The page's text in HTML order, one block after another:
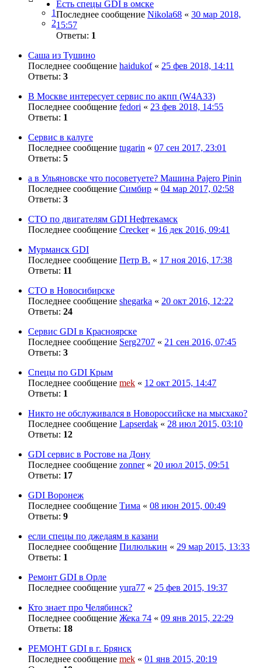
1
2
Есть спецы GDI в омске
Последнее сообщение Nikola68 « 30 мар 2018,
15:57
Ответы: 1
Саша из Тушино
Последнее сообщение haidukof« 25 фев 2018, 14:11
Ответы: 3
В Москве интересует сервис по акпп (W4A33)
Последнее сообщение fedori « 23 фев 2018, 14:55
Ответы: 1
Сервис в калуге
Последнее сообщение tugarin « 07 сен 2017, 23:01
Ответы: 5
а в Ульяновске что посоветуете? Машина Pajero Pinin
Последнее сообщение Симбир « 04 мар 2017, 02:58
Ответы: 3
СТО по двигателям GDI Нефтекамск
Последнее сообщение Crecker« 16 дек 2016, 09:41
Мурманск GDI
Последнее сообщение Петр В. « 17 ноя 2016, 17:38
Ответы: 11
СТО в Новосибирске
Последнее сообщение shegarka « 20 окт 2016, 12:22
Ответы: 24
Сервис GDI в Красноярске
Последнее сообщение Serg2707 « 21 сен 2016, 07:45
Ответы: 3
Спецы по GDI Крым
Последнее сообщение mek « 12 окт 2015, 14:47
Ответы: 1
Никто не обслуживался в Новороссийске на мысхако?
Последнее сообщение Lapserdak « 28 июл 2015, 03:10
Ответы: 12
GDI сервис в Ростове на Дону
Последнее сообщение zonner« 20 июл 2015, 09:51
Ответы: 17
GDI Воронеж
Последнее сообщение Тимa « 08 июн 2015, 00:49
Ответы: 9
если спецы по джедаям в казани
Последнее сообщение Пилюлькин « 29 мар 2015, 13:33
Ответы: 1
Ремонт GDI в Орле
Последнее сообщение yura77 « 25 фев 2015, 19:37
Кто знает про Челябинск?
Последнее сообщение Жека 74 « 09 янв 2015, 22:29
Ответы: 18
РЕМОНТ GDI в г. Брянск
Последнее сообщение mek « 01 янв 2015, 20:19